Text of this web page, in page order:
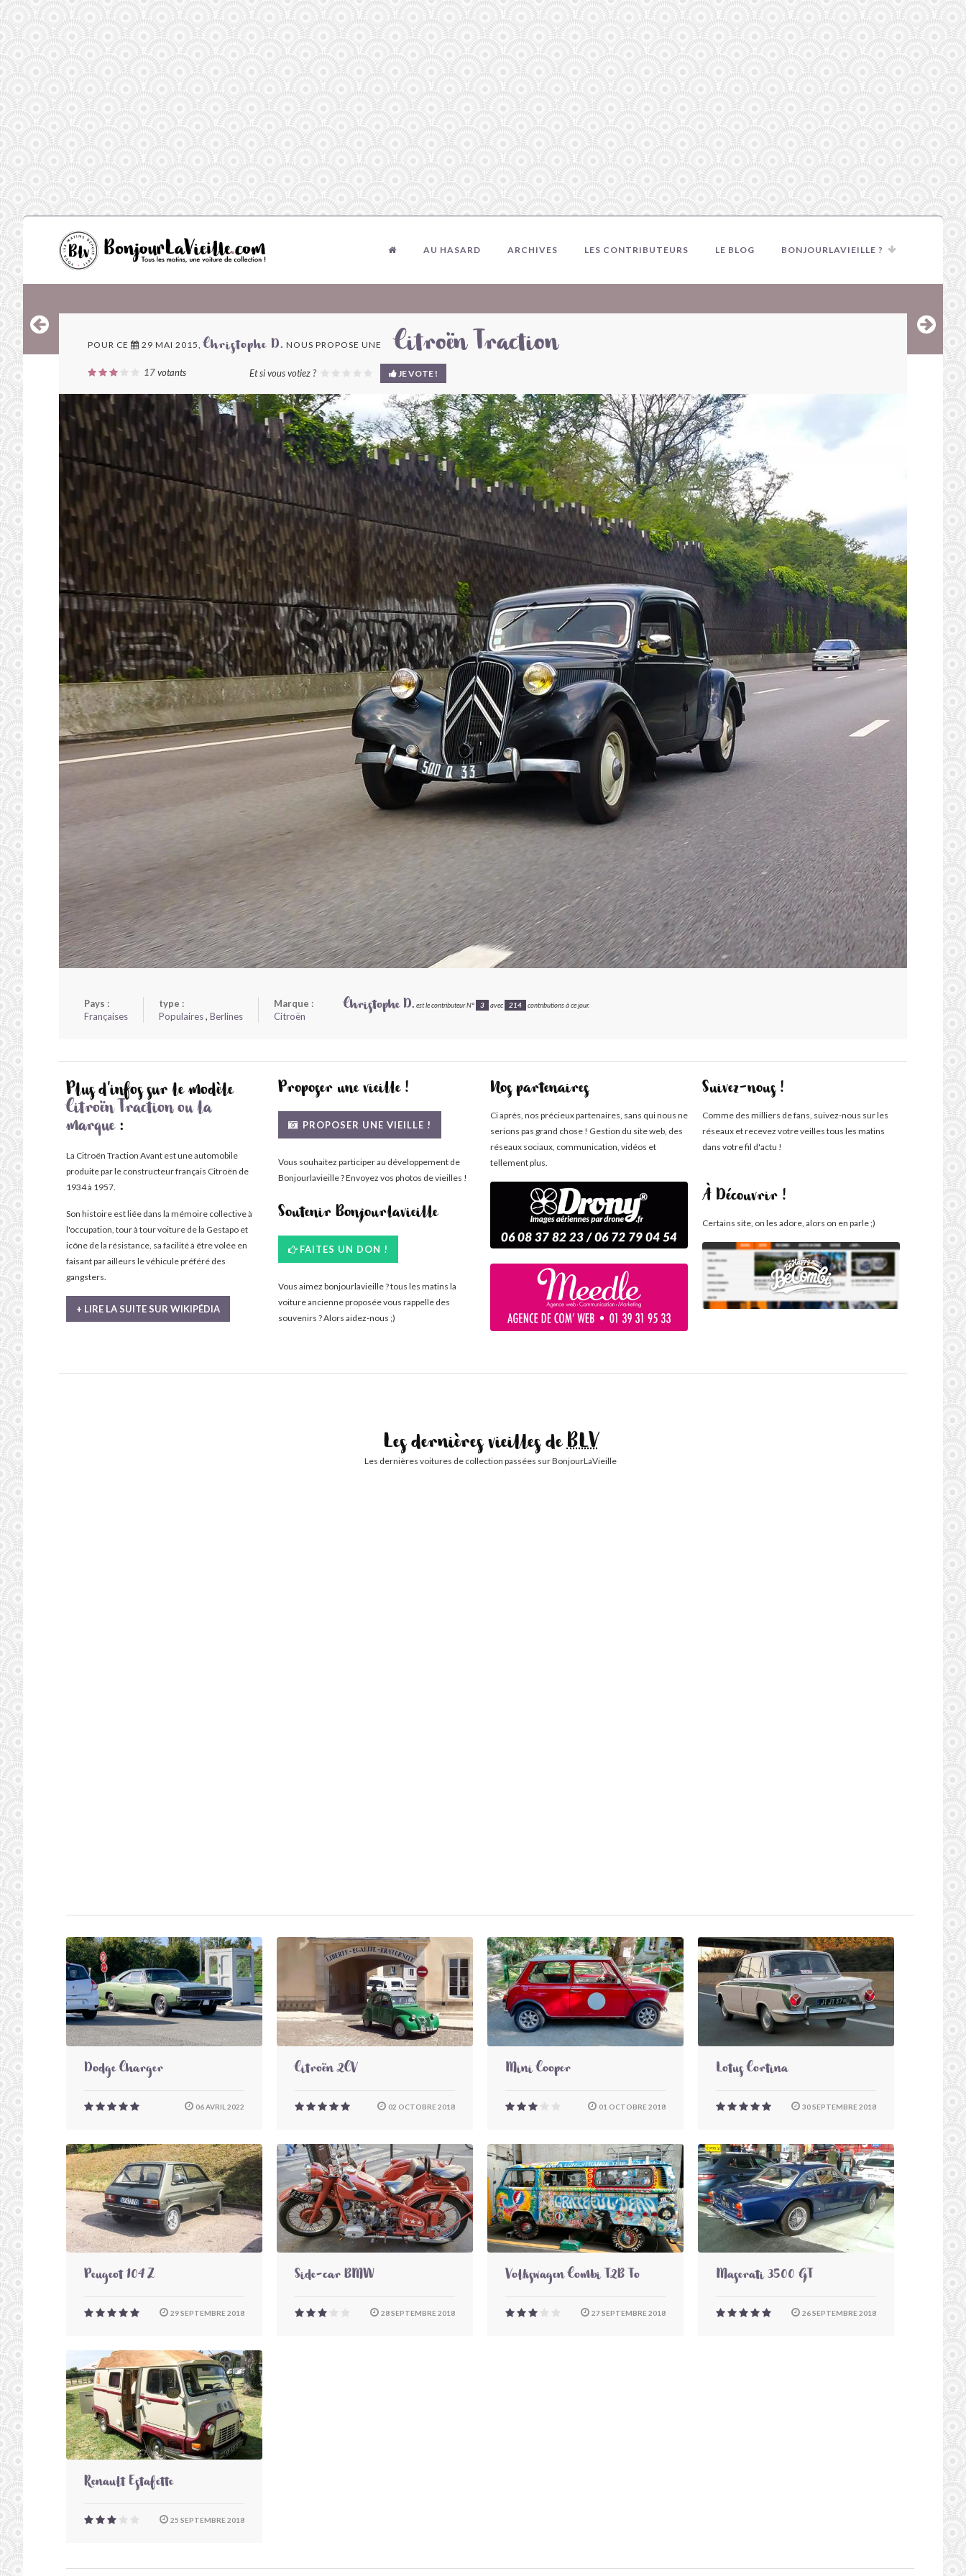
AU HASARD ARCHIVES LES CONTRIBUTEURS LE BLOG BONJOURLAVIEILLE ?
POUR CE 29 MAI 2015,Christophe D. NOUS PROPOSE UNE Citroën Traction
17votants Et si vous votiez ? JE VOTE !
Pays :
Françaises
type :
Populaires, Berlines
Marque :
Citroën
Christophe D. est le contributeur N° 3 avec 214 contributions à ce jour.
Plus d'infos sur le modèle
Citroën Traction ou la
marque:
La Citroën Traction Avant est une automobile
produite par le constructeur français Citroën de
1934 à 1957.
Son histoire est liée dans la mémoire collective à
l'occupation, tour à tour voiture de la Gestapo et
icône de la résistance, sa facilité à être volée en
faisant par ailleurs le véhicule préféré des
gangsters.
+ LIRE LA SUITE SUR WIKIPÉDIA
Proposer une vieille !
PROPOSER UNE VIEILLE !
Vous souhaitez participer au développement de
Bonjourlavieille ? Envoyez vos photos de vieilles !
Soutenir Bonjourlavieille
FAITES UN DON !
Vous aimez bonjourlavieille ? tous les matins la
voiture ancienne proposée vous rappelle des
souvenirs ? Alors aidez-nous ;)
Nos partenaires
Ci après, nos précieux partenaires, sans qui nous ne
serions pas grand chose ! Gestion du site web, des
réseaux sociaux, communication, vidéos et
tellement plus.
Suivez-nous !
Comme des milliers de fans, suivez-nous sur les
réseaux et recevez votre veilles tous les matins
dans votre fil d'actu !
À Découvrir !
Certains site, on les adore, alors on en parle ;)
Les dernières vieilles deBLV
Les dernières voitures de collection passées sur BonjourLaVieille
Dodge Charger
06 AVRIL 2022
Citroën 2CV
02 OCTOBRE 2018
Mini Cooper
01 OCTOBRE 2018
Lotus Cortina
30 SEPTEMBRE 2018
Peugeot 104 Z
29 SEPTEMBRE 2018
Side-car BMW
28 SEPTEMBRE 2018
Volkswagen Combi T2B To
27 SEPTEMBRE 2018
Maserati 3500 GT
26 SEPTEMBRE 2018
Renault Estafette
25 SEPTEMBRE 2018